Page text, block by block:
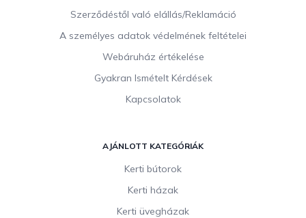
Szerződéstől való elállás/Reklamáció
A személyes adatok védelmének feltételei
Webáruház értékelése
Gyakran Ismételt Kérdések
Kapcsolatok
AJÁNLOTT KATEGÓRIÁK
Kerti bútorok
Kerti házak
Kerti üvegházak